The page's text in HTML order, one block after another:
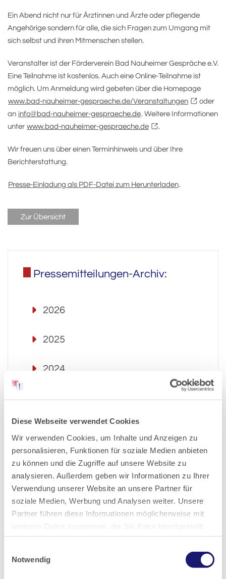
Diese Webseite verwendet Cookies
Wir verwenden Cookies, um Inhalte und Anzeigen zu
personalisieren, Funktionen für soziale Medien anbieten
zu können und die Zugriffe auf unsere Website zu
analysieren. Außerdem geben wir Informationen zu Ihrer
Verwendung unserer Website an unsere Partner für
soziale Medien, Werbung und Analysen weiter. Unsere
Partner führen diese Informationen möglicherweise mit
haben oder die sie im Rahmen Ihrer Nutzung der Dienste
Notwendig
Ein Abend nicht nur für Ärztinnen und Ärzte oder pflegende
Angehörige sondern für alle, die sich Fragen zum Umgang mit
sich selbst und ihren Mitmenschen stellen.
Veranstalter ist der Förderverein Bad Nauheimer Gespräche e.V.
Eine Teilnahme ist kostenlos. Auch eine Online-Teilnahme ist
möglich. Um Anmeldung wird gebeten über die Homepage
www.bad-nauheimer-gespraeche.de/Veranstaltungen
oder
an info@bad-nauheimer-gespraeche.de. Weitere Informationen
unter www.bad-nauheimer-gespraeche.de .
Wir freuen uns über einen Terminhinweis und über Ihre
Berichterstattung.
Presse-Einladung als PDF-Datei zum Herunterladen.
Zur Übersicht
Pressemitteilungen-Archiv:
2026
2025
2024
2023
2020
2019